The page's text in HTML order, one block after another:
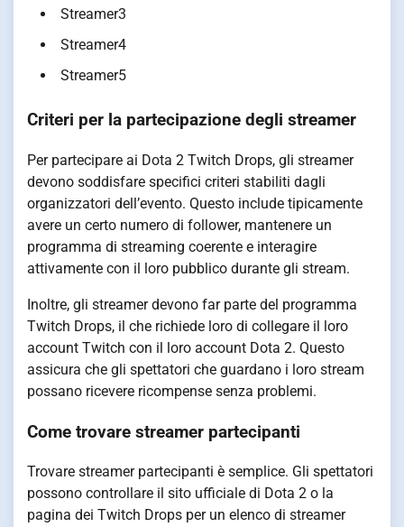
Streamer3
Streamer4
Streamer5
Criteri per la partecipazione degli streamer
Per partecipare ai Dota 2 Twitch Drops, gli streamer
devono soddisfare specifici criteri stabiliti dagli
organizzatori dell’evento. Questo include tipicamente
avere un certo numero di follower, mantenere un
programma di streaming coerente e interagire
attivamente con il loro pubblico durante gli stream.
Inoltre, gli streamer devono far parte del programma
Twitch Drops, il che richiede loro di collegare il loro
account Twitch con il loro account Dota 2. Questo
assicura che gli spettatori che guardano i loro stream
possano ricevere ricompense senza problemi.
Come trovare streamer partecipanti
Trovare streamer partecipanti è semplice. Gli spettatori
possono controllare il sito ufficiale di Dota 2 o la
pagina dei Twitch Drops per un elenco di streamer